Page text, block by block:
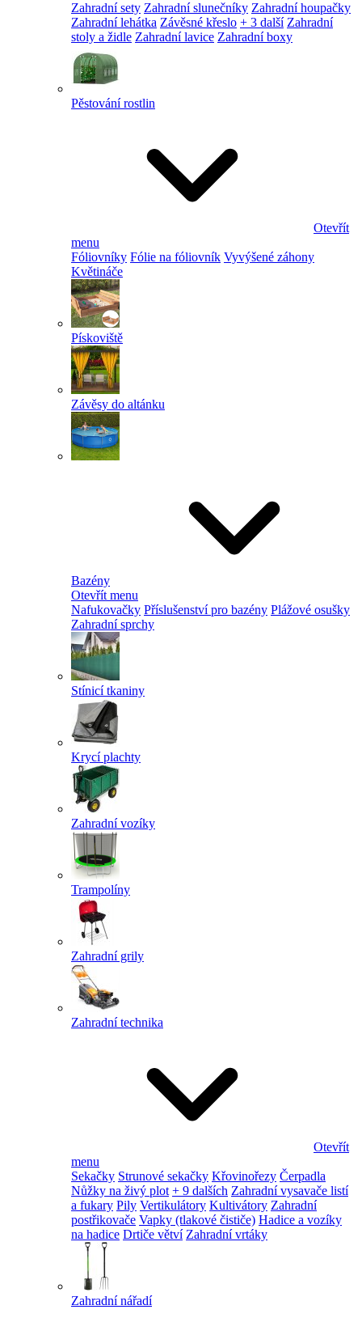
Zahradní sety Zahradní slunečníky Zahradní houpačky
Zahradní lehátka Závěsné křeslo + 3 další Zahradní
stoly a židle Zahradní lavice Zahradní boxy
Pěstování rostlin
Otevřít
menu
Fóliovníky Fólie na fóliovník Vyvýšené záhony
Květináče
Pískoviště
Závěsy do altánku
Bazény
Otevřít menu
Nafukovačky Příslušenství pro bazény Plážové osušky
Zahradní sprchy
Stínicí tkaniny
Krycí plachty
Zahradní vozíky
Trampolíny
Zahradní grily
Zahradní technika
Otevřít
menu
Sekačky Strunové sekačky Křovinořezy Čerpadla
Nůžky na živý plot + 9 dalších Zahradní vysavače listí
a fukary Pily Vertikulátory Kultivátory Zahradní
postřikovače Vapky (tlakové čističe) Hadice a vozíky
na hadice Drtiče větví Zahradní vrtáky
Zahradní nářadí